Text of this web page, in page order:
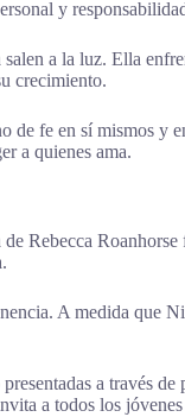
y
a la luz. Ella
crecimiento.
de fe en sí mismos y
a quienes ama.
Rebecca
A medida que
a través de
a todos los